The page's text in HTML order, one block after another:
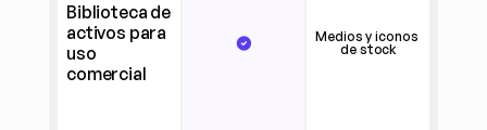
Biblioteca de
activos para
uso
comercial
Medios y iconos
de stock